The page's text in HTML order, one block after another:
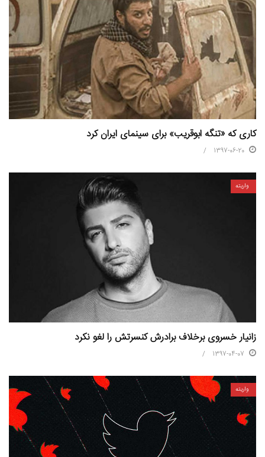
کاری که «تنگه ابوقریب» برای سینمای ایران کرد
1397-06-20
واریته
زانیار خسروی برخلاف برادرش کنسرتش را لغو نکرد
1397-04-07
واریته